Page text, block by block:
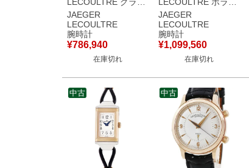
ドレベルソ レディ ウ
ルトラスリム
Q3224420 268.D.86
OH済 K18PG×SS レ
ディース 腕時計手巻
き シルバー 【中古】
JAEGER
LECOULTRE
腕時計
¥786,940
在庫切れ
ス クロノグラフ
Q9028180
842.8.C1.S ブルー
青 タキメーター メン
ズ 腕時計自動巻き ブ
ルー 【中古】
JAEGER
LECOULTRE
腕時計
¥1,099,560
在庫切れ
中古 中古